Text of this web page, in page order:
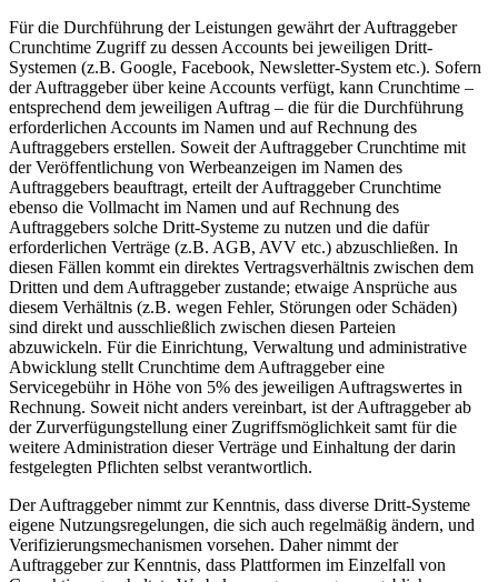
Für die Durchführung der Leistungen gewährt der Auftraggeber
Crunchtime Zugriff zu dessen Accounts bei jeweiligen Dritt-
Systemen (z.B. Google, Facebook, Newsletter-System etc.). Sofern
der Auftraggeber über keine Accounts verfügt, kann Crunchtime –
entsprechend dem jeweiligen Auftrag – die für die Durchführung
erforderlichen Accounts im Namen und auf Rechnung des
Auftraggebers erstellen. Soweit der Auftraggeber Crunchtime mit
der Veröffentlichung von Werbeanzeigen im Namen des
Auftraggebers beauftragt, erteilt der Auftraggeber Crunchtime
ebenso die Vollmacht im Namen und auf Rechnung des
Auftraggebers solche Dritt-Systeme zu nutzen und die dafür
erforderlichen Verträge (z.B. AGB, AVV etc.) abzuschließen. In
diesen Fällen kommt ein direktes Vertragsverhältnis zwischen dem
Dritten und dem Auftraggeber zustande; etwaige Ansprüche aus
diesem Verhältnis (z.B. wegen Fehler, Störungen oder Schäden)
sind direkt und ausschließlich zwischen diesen Parteien
abzuwickeln. Für die Einrichtung, Verwaltung und administrative
Abwicklung stellt Crunchtime dem Auftraggeber eine
Servicegebühr in Höhe von 5% des jeweiligen Auftragswertes in
Rechnung. Soweit nicht anders vereinbart, ist der Auftraggeber ab
der Zurverfügungstellung einer Zugriffsmöglichkeit samt für die
weitere Administration dieser Verträge und Einhaltung der darin
festgelegten Pflichten selbst verantwortlich.
Der Auftraggeber nimmt zur Kenntnis, dass diverse Dritt-Systeme
eigene Nutzungsregelungen, die sich auch regelmäßig ändern, und
Verifizierungsmechanismen vorsehen. Daher nimmt der
Auftraggeber zur Kenntnis, dass Plattformen im Einzelfall von